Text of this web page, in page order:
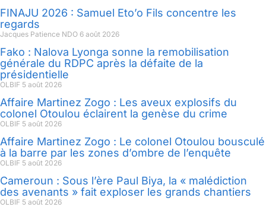
FINAJU 2026 : Samuel Eto’o Fils concentre les
regards
Jacques Patience NDO 6 août 2026
Fako : Nalova Lyonga sonne la remobilisation
générale du RDPC après la défaite de la
présidentielle
OLBIF 5 août 2026
Affaire Martinez Zogo : Les aveux explosifs du
colonel Otoulou éclairent la genèse du crime
OLBIF 5 août 2026
Affaire Martinez Zogo : Le colonel Otoulou bousculé
à la barre par les zones d’ombre de l’enquête
OLBIF 5 août 2026
Cameroun : Sous l’ère Paul Biya, la « malédiction
des avenants » fait exploser les grands chantiers
OLBIF 5 août 2026